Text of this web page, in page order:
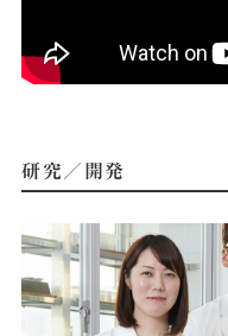
研究／開発